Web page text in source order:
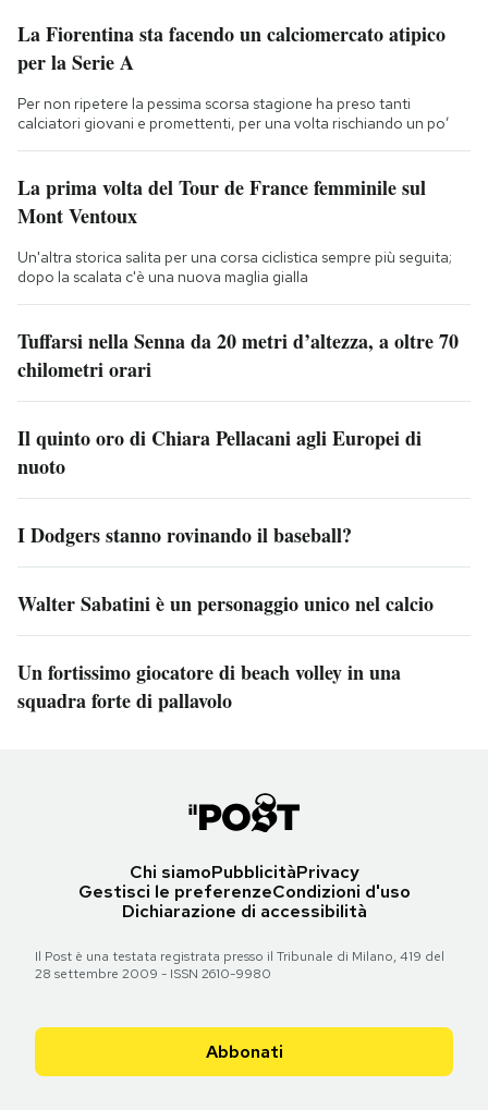
La Fiorentina sta facendo un calciomercato atipico
per la Serie A
Per non ripetere la pessima scorsa stagione ha preso tanti
calciatori giovani e promettenti, per una volta rischiando un po’
La prima volta del Tour de France femminile sul
Mont Ventoux
Un'altra storica salita per una corsa ciclistica sempre più seguita;
dopo la scalata c'è una nuova maglia gialla
Tuffarsi nella Senna da 20 metri d’altezza, a oltre 70
chilometri orari
Il quinto oro di Chiara Pellacani agli Europei di
nuoto
I Dodgers stanno rovinando il baseball?
Walter Sabatini è un personaggio unico nel calcio
Un fortissimo giocatore di beach volley in una
squadra forte di pallavolo
Chi siamoPubblicitàPrivacy
Gestisci le preferenzeCondizioni d'uso
Dichiarazione di accessibilità
Il Post è una testata registrata presso il Tribunale di Milano, 419 del
28 settembre 2009 - ISSN 2610-9980
Abbonati